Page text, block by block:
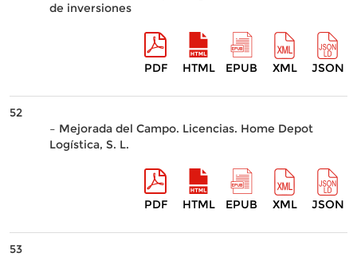
de inversiones
PDF HTML EPUB XML JSON
52
– Mejorada del Campo. Licencias. Home Depot
Logística, S. L.
PDF HTML EPUB XML JSON
53